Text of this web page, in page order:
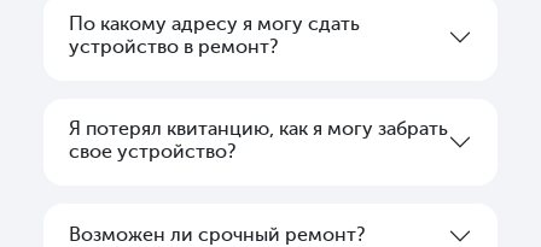
По какому адресу я могу сдать
устройство в ремонт?
Я потерял квитанцию, как я могу забрать
свое устройство?
Возможен ли срочный ремонт?